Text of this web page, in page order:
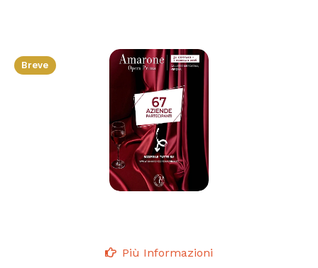
Breve
Più Informazioni